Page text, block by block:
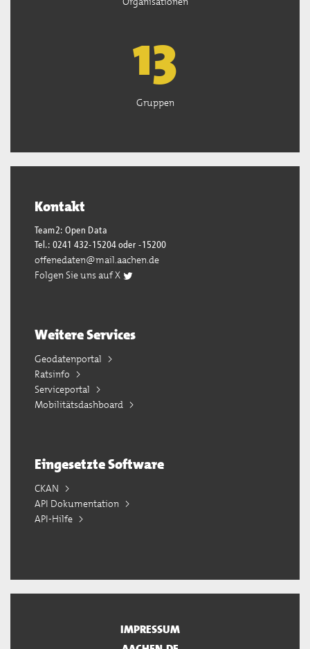
13
Gruppen
Kontakt
Team2: Open Data
Tel.: 0241 432-15204 oder -15200
offenedaten@mail.aachen.de
Folgen Sie uns auf X
Weitere Services
Geodatenportal
Ratsinfo
Serviceportal
Mobilitätsdashboard
Eingesetzte Software
CKAN
API Dokumentation
API-Hilfe
IMPRESSUM